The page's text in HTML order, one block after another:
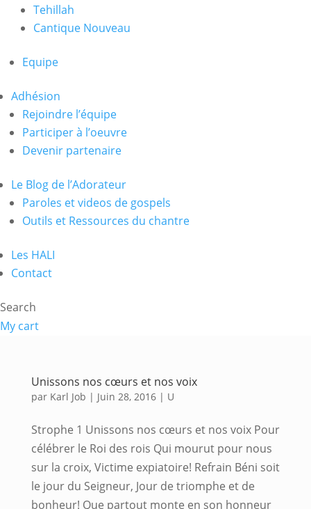
Tehillah
Cantique Nouveau
Equipe
Adhésion
Rejoindre l’équipe
Participer à l’oeuvre
Devenir partenaire
Le Blog de l’Adorateur
Paroles et videos de gospels
Outils et Ressources du chantre
Les HALI
Contact
Search
My cart
Unissons nos cœurs et nos voix
par Karl Job | Juin 28, 2016| U
Strophe 1 Unissons nos cœurs et nos voix Pour
célébrer le Roi des rois Qui mourut pour nous
sur la croix, Victime expiatoire! Refrain Béni soit
le jour du Seigneur, Jour de triomphe et de
bonheur! Que partout monte en son honneur